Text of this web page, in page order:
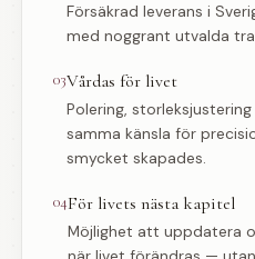
Försäkrad leverans i
med noggrant utvalda
03Vårdas för livet
Polering,
samma känsla för
smycket skapades.
04För livets nästa kapitel
Möjlighet att uppdatera